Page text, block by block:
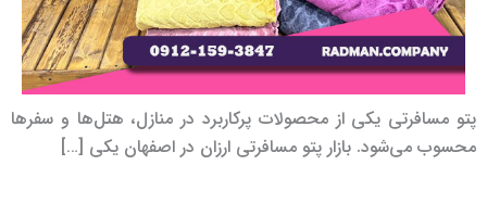
پتو مسافرتی یکی از محصولات پرکاربرد در منازل، هتل‌ها و سفرها
محسوب می‌شود. بازار پتو مسافرتی ارزان در اصفهان یکی […]